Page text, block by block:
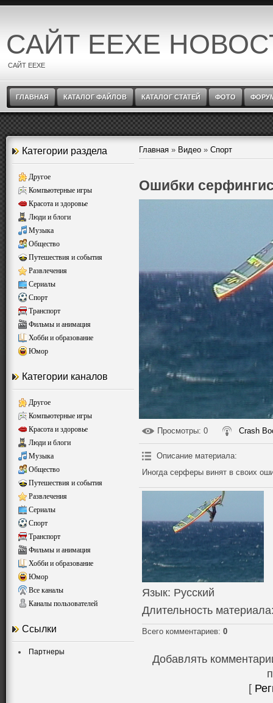
САЙТ EEXE
САЙТ EEXE
ГЛАВНАЯ КАТАЛОГ ФАЙЛОВ КАТАЛОГ СТАТЕЙ ФОТО
Категории раздела
Другое
Компьютерные игры
Красота и здоровье
Люди и блоги
Музыка
Общество
Путешествия и события
Развлечения
Сериалы
Спорт
Транспорт
Фильмы и анимация
Хобби и образование
Юмор
Категории каналов
Другое
Компьютерные игры
Красота и здоровье
Люди и блоги
Музыка
Общество
Путешествия и события
Развлечения
Сериалы
Спорт
Транспорт
Фильмы и анимация
Хобби и образование
Юмор
Все каналы
Каналы пользователей
Ссылки
Партнеры
Главная » Видео » Спорт
Ошибки
Просмотры: 0 Crash
Описание материала:
Иногда серферы винят в своих
Язык: Русский
Длительность материала
Всего комментариев: 0
Добавлять
[